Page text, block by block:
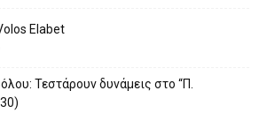
Elabet
Τεστάρουν δυνάμεις στο “Π.